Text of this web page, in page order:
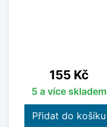
Cena
155 Kč
5 a více skladem
Přidat do košíku